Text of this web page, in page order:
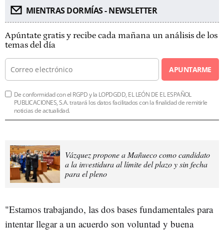
MIENTRAS DORMÍAS - NEWSLETTER
Apúntate gratis y recibe cada mañana un análisis de los
temas del día
APUNTARME
De conformidad con el RGPD y la LOPDGDD, EL LEÓN DE EL ESPAÑOL
PUBLICACIONES, S.A. tratará los datos facilitados con la finalidad de remitirle
noticias de actualidad.
Vázquez propone a Mañueco como candidato
a la investidura al límite del plazo y sin fecha
para el pleno
"Estamos trabajando, las dos bases fundamentales para
intentar llegar a un acuerdo son voluntad y buena